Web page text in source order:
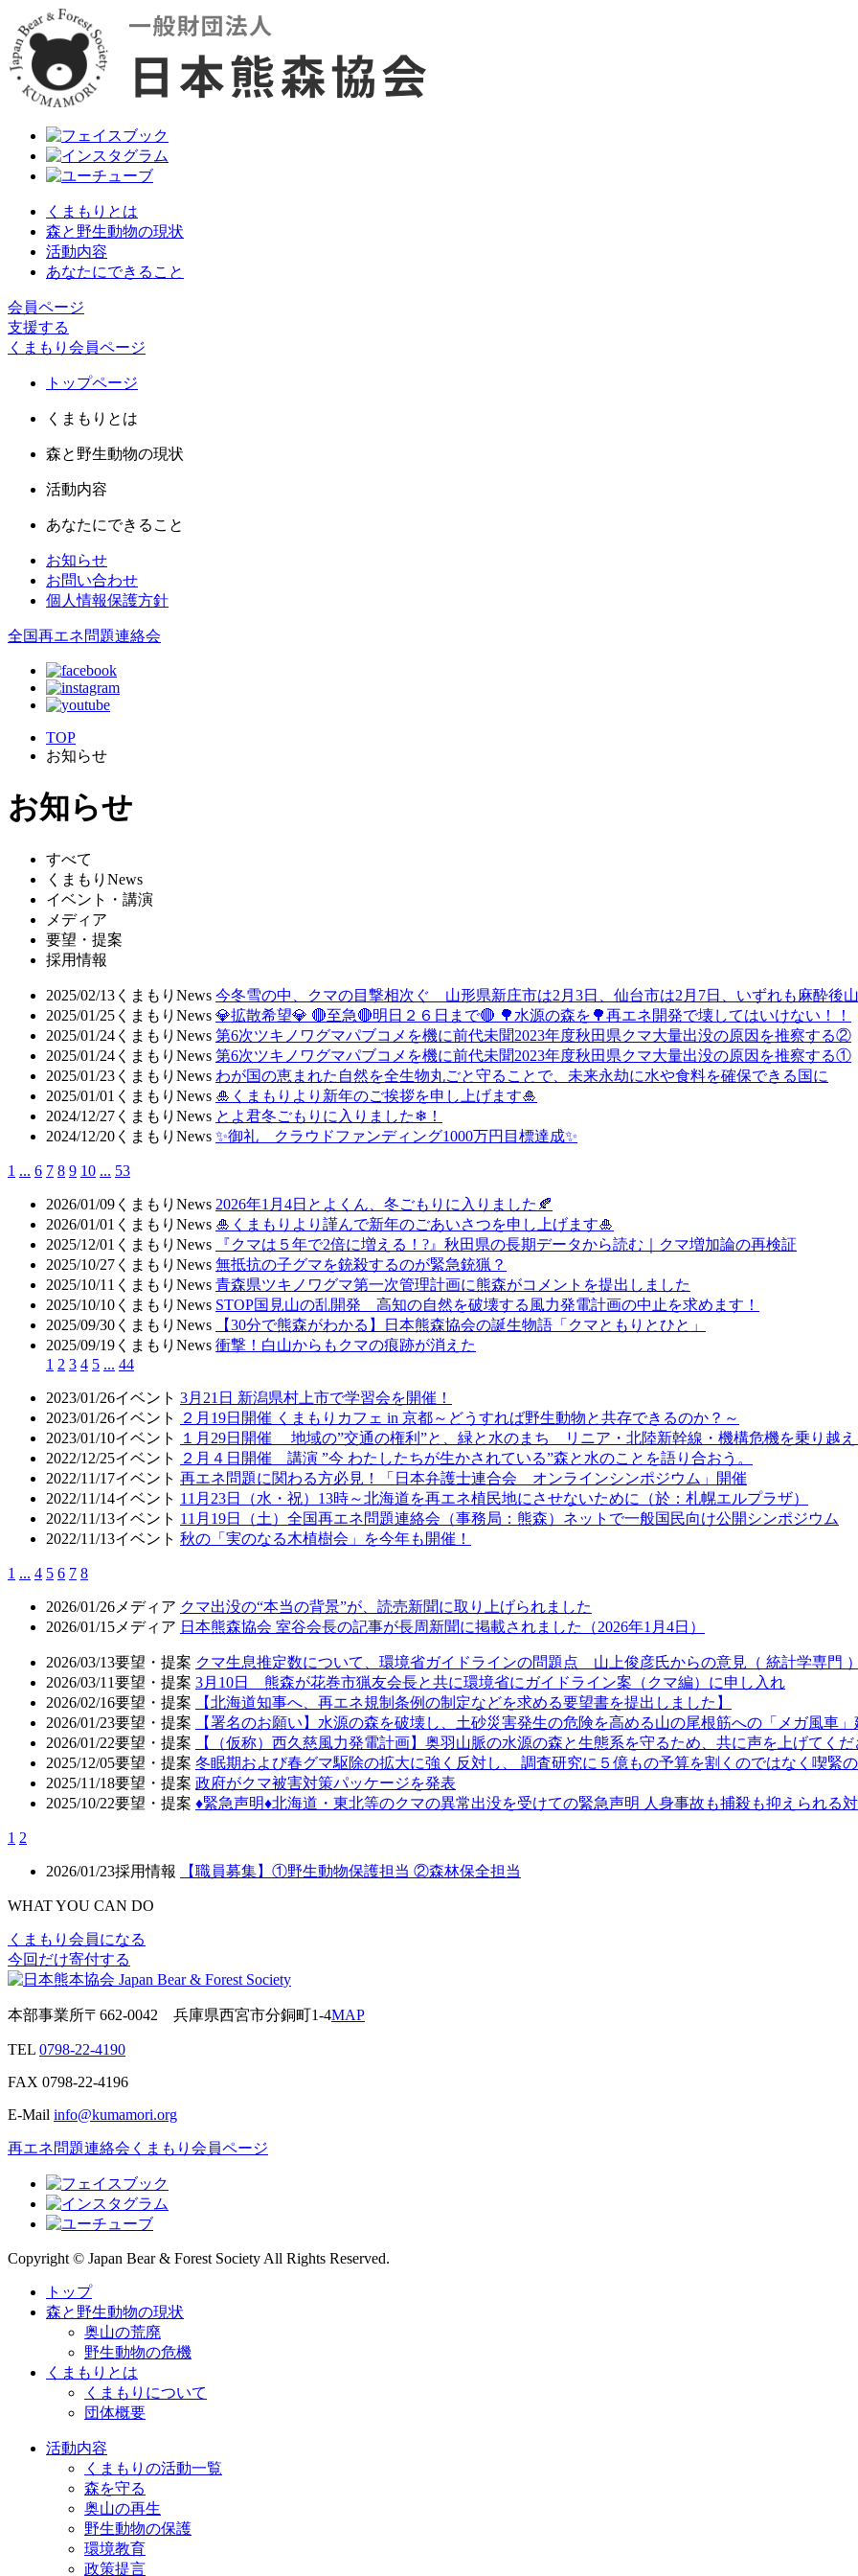
くまもりとは
森と野生動物の現状
活動内容
あなたにできること
会員ページ
支援する
くまもり会員ページ
トップページ
くまもりとは
森と野生動物の現状
活動内容
あなたにできること
お知らせ
お問い合わせ
個人情報保護方針
全国再エネ問題連絡会
TOP
お知らせ
お知らせ
すべて
くまもりNews
イベント・講演
メディア
要望・提案
採用情報
2025/02/13 くまもりNews 今冬雪の中、クマの目撃相次ぐ 山形県新庄市は2月3日、仙台市は2月7日、いずれも麻酔後
2025/01/25 くまもりNews 💎拡散希望💎 🔴至急🔴明日２６日まで🔴 🌳水源の森を🌳再エネ開発で壊してはいけない！！
2025/01/24 くまもりNews 第6次ツキノワグマパブコメを機に前代未聞2023年度秋田県クマ大量出没の原因を推察する②
2025/01/24 くまもりNews 第6次ツキノワグマパブコメを機に前代未聞2023年度秋田県クマ大量出没の原因を推察する①
2025/01/23 くまもりNews わが国の恵まれた自然を全生物丸ごと守ることで、未来永劫に水や食料を確保できる国に
2025/01/01 くまもりNews 🎍くまもりより新年のご挨拶を申し上げます🎍
2024/12/27 くまもりNews とよ君冬ごもりに入りました❄！
2024/12/20 くまもりNews ✨御礼 クラウドファンディング1000万円目標達成✨
1 ... 6 7 8 9 10 ... 53
2026/01/09 くまもりNews 2026年1月4日とよくん、冬ごもりに入りました🍂
2026/01/01 くまもりNews 🎍くまもりより謹んで新年のごあいさつを申し上げます🎍
2025/12/01 くまもりNews
『クマは５年で2倍に増える！?』秋田県の長期データから読む｜クマ増加論の再検証
2025/10/27 くまもりNews 無抵抗の子グマを銃殺するのが緊急銃猟？
2025/10/11 くまもりNews 青森県ツキノワグマ第一次管理計画に熊森がコメントを提出しました
2025/10/10 くまもりNews STOP国見山の乱開発 高知の自然を破壊する風力発電計画の中止を求めます！
2025/09/30 くまもりNews
【30分で熊森がわかる】日本熊森協会の誕生物語「クマともりとひと」
2025/09/19 くまもりNews 衝撃！白山からもクマの痕跡が消えた
1 2 3 4 5 ... 44
2023/01/26イベント 3月21日 新潟県村上市で学習会を開催！
2023/01/26イベント
２月19日開催 くまもりカフェ in 京都～どうすれば野生動物と共存できるのか？～
2023/01/10イベント
１月29日開催 地域の”交通の権利”と、緑と水のまち リニア・北陸新幹線・機構危機を乗り越
2022/12/25イベント
２月４日開催 講演 ”今 わたしたちが生かされている”森と水のことを語り合おう。
2022/11/17イベント 再エネ問題に関わる方必見！「日本弁護士連合会 オンラインシンポジウム」開催
2022/11/14イベント 11月23日（水・祝）13時～北海道を再エネ植民地にさせないために（於：札幌エルプラザ）
2022/11/13イベント 11月19日（土）全国再エネ問題連絡会（事務局：熊森）ネットで一般国民向け公開シンポジウム
2022/11/13イベント 秋の「実のなる木植樹会」を今年も開催！
1 ... 4 5 6 7 8
2026/01/26 メディア クマ出没の“本当の背景”が、読売新聞に取り上げられました
2026/01/15 メディア 日本熊森協会 室谷会長の記事が長周新聞に掲載されました（2026年1月4日）
2026/03/13要望・提案 クマ生息推定数について、環境省ガイドラインの問題点 山上俊彦氏からの意見（ 統計学専門
2026/03/11要望・提案 3月10日 熊森が花巻市猟友会長と共に環境省にガイドライン案（クマ編）に申し入れ
2026/02/16要望・提案
【北海道知事へ、再エネ規制条例の制定などを求める要望書を提出しました】
2026/01/23要望・提案
【署名のお願い】水源の森を破壊し、土砂災害発生の危険を高める山の尾根筋への「メガ風車
2026/01/22要望・提案
【（仮称）西久慈風力発電計画】奥羽山脈の水源の森と生態系を守るため、共に声を上げてく
2025/12/05要望・提案 冬眠期および春グマ駆除の拡大に強く反対し、 調査研究に５億もの予算を割くのではなく喫緊
2025/11/18要望・提案 政府がクマ被害対策パッケージを発表
2025/10/22要望・提案 ♦️緊急声明♦️北海道・東北等のクマの異常出没を受けての緊急声明 人身事故も捕殺も抑えられる
1 2
2026/01/23採用情報 【職員募集】①野生動物保護担当 ②森林保全担当
WHAT YOU CAN DO
くまもり会員になる
今回だけ寄付する
本部事業所〒662-0042 兵庫県西宮市分銅町1-4MAP
TEL 0798-22-4190
FAX 0798-22-4196
E-Mail info@kumamori.org
再エネ問題連絡会 くまもり会員ページ
Copyright © Japan Bear & Forest Society All Rights Reserved.
トップ
森と野生動物の現状
奥山の荒廃
野生動物の危機
くまもりとは
くまもりについて
団体概要
活動内容
くまもりの活動一覧
森を守る
奥山の再生
野生動物の保護
環境教育
政策提言